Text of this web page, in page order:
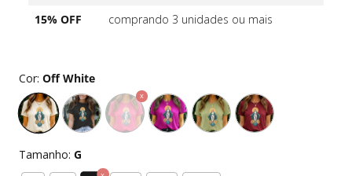
15% OFF
comprando 3 unidades ou mais
Cor: Off White
Tamanho: G